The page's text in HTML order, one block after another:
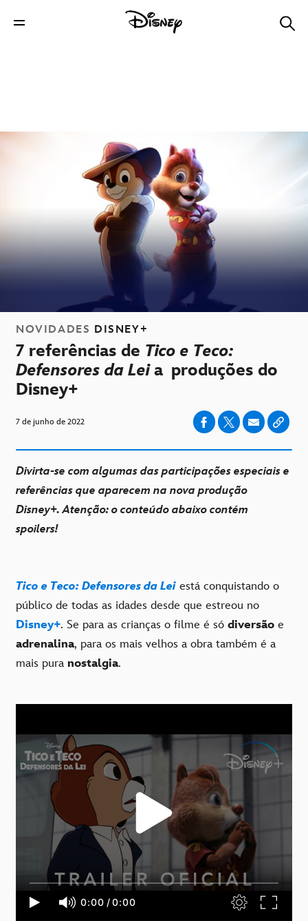
NOVIDADES DISNEY+
7 referências de Tico e Teco:
Defensores da Leia produções do
Disney+
7 de junho de 2022
Divirta-se com algumas das participações especiais e
referências que aparecem na nova produção
Disney+. Atenção: o conteúdo abaixo contém
spoilers!
Tico e Teco: Defensores da Lei está conquistando o
público de todas as idades desde que estreou no
Disney+. Se para as crianças o filme é só diversão e
adrenalina, para os mais velhos a obra também é a
mais pura nostalgia.